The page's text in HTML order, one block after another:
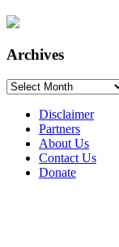
Archives
Archives
Disclaimer
Partners
About Us
Contact Us
Donate